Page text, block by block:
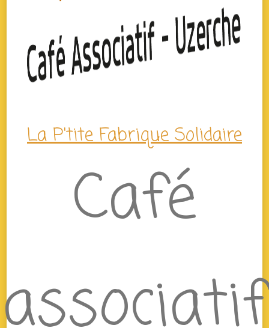
La P'tite Fabrique Solidaire
Café
associatif